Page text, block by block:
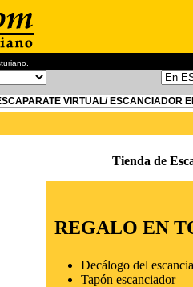
VIRTUAL/ ESCANCIADOR
Tienda de
REGALO EN
Decálogo del
Tapón escanciador